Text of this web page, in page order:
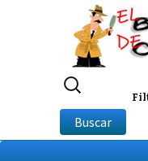
Buscar
por:
Buscar